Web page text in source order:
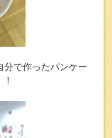
分で作ったパンケー